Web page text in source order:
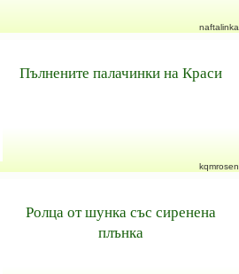
naftalinka
Пълнените палачинки на Краси
kqmrosen
Ролца от шунка със сиренена
плънка